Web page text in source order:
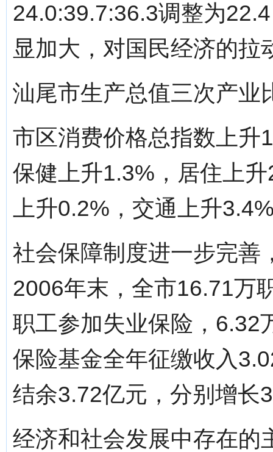
24.0:39.7:36.3调整为
显加大，对国民经济的拉
汕尾市生产总值三次产业
市区消费价格总指数上升
保健上升1.3%，居住上
上升0.2%，交通上升
社会保障制度进一步完善
2006年末，全市16.71万
职工参加失业保险，6.32
保险基金全年征缴收入
结余3.72亿元，分别增长
经济和社会发展中存在的